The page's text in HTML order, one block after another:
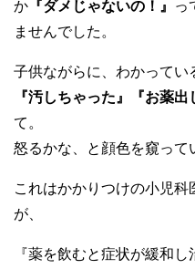
か 『ダメじゃないの！』
っ
ませんでした。
子供ながらに、わかってい
『汚しちゃった』『お薬
て。
怒るかな、と顔色を窺って
これはかかりつけの小児
が、
『薬を飲むと症状が緩和